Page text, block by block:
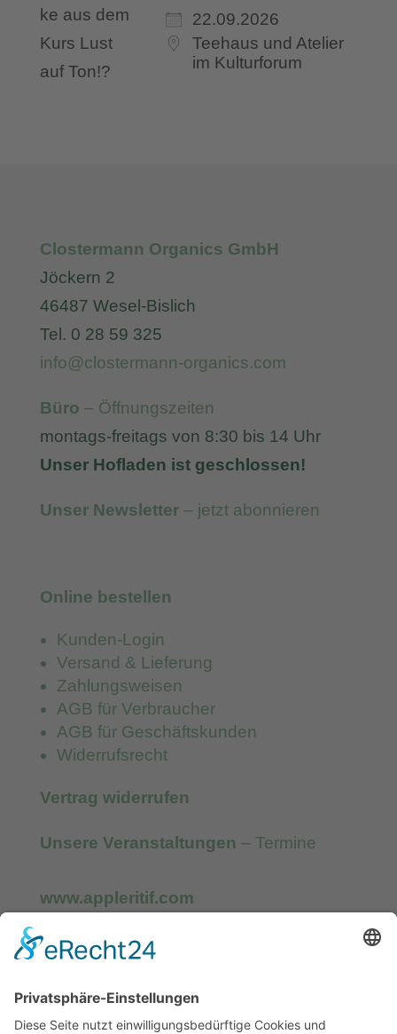
22.09.2026
Teehaus und Atelier
im Kulturforum
Clostermann Organics GmbH
Jöckern 2
46487 Wesel-Bislich
Tel. 0 28 59 325
info@clostermann-organics.com
Büro – Öffnungszeiten
montags-freitags von 8:30 bis 14 Uhr
Unser Hofladen ist geschlossen!
Unser Newsletter– jetzt abonnieren
Online bestellen
Kunden-Login
Versand & Lieferung
Zahlungsweisen
AGB für Verbraucher
AGB für Geschäftskunden
Widerrufsrecht
Vertrag widerrufen
Unsere Veranstaltungen – Termine
www.appleritif.com